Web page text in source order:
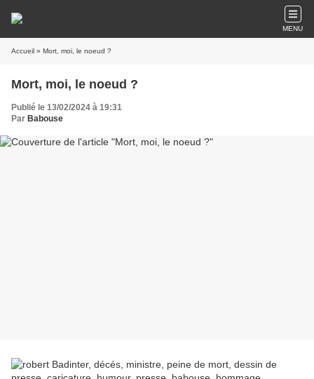
MENU
Accueil » Mort, moi, le noeud ?
Mort, moi, le noeud ?
Publié le 13/02/2024 à 19:31
Par Babouse